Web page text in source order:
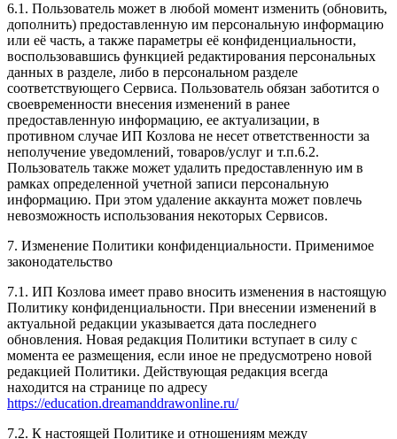
6.1. Пользователь может в любой момент изменить (обновить,
дополнить) предоставленную им персональную информацию
или её часть, а также параметры её конфиденциальности,
воспользовавшись функцией редактирования персональных
данных в разделе, либо в персональном разделе
соответствующего Сервиса. Пользователь обязан заботится о
своевременности внесения изменений в ранее
предоставленную информацию, ее актуализации, в
противном случае ИП Козлова не несет ответственности за
неполучение уведомлений, товаров/услуг и т.п.6.2.
Пользователь также может удалить предоставленную им в
рамках определенной учетной записи персональную
информацию. При этом удаление аккаунта может повлечь
невозможность использования некоторых Сервисов.
7. Изменение Политики конфиденциальности. Применимое
законодательство
7.1. ИП Козлова имеет право вносить изменения в настоящую
Политику конфиденциальности. При внесении изменений в
актуальной редакции указывается дата последнего
обновления. Новая редакция Политики вступает в силу с
момента ее размещения, если иное не предусмотрено новой
редакцией Политики. Действующая редакция всегда
находится на странице по адресу
https://education.dreamanddrawonline.ru/
7.2. К настоящей Политике и отношениям между